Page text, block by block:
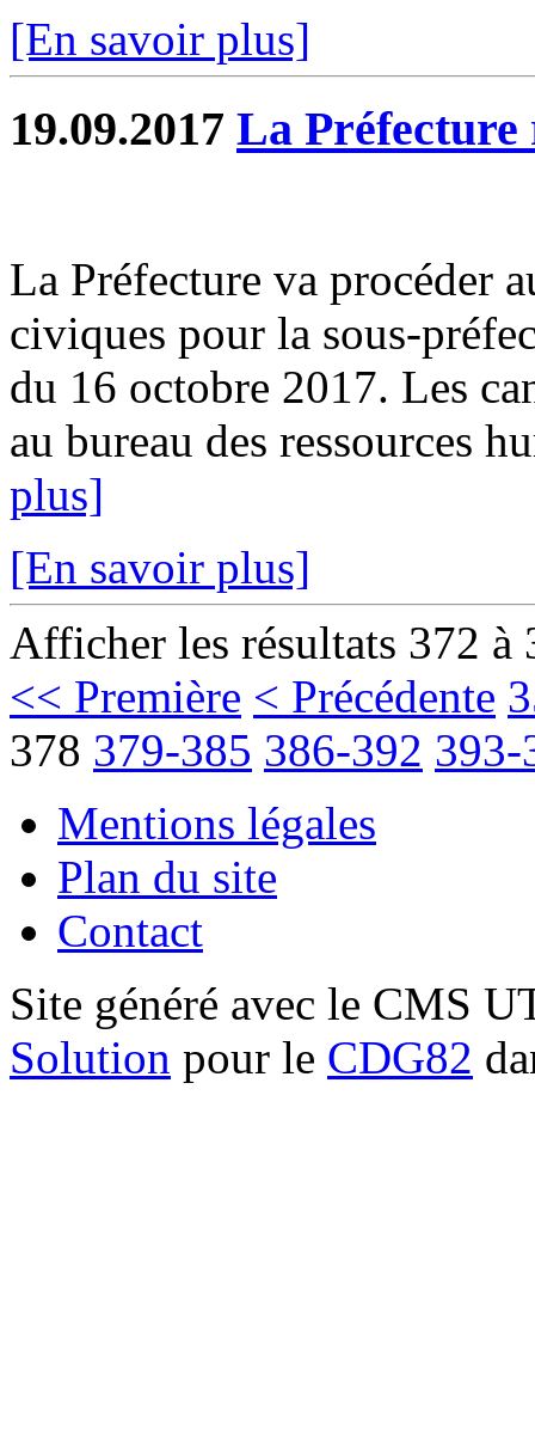
[En savoir plus]
19.09.2017 La Préfecture
La Préfecture va procéder
civiques pour la sous-
du 16 octobre 2017. Les
au bureau des ressources
plus]
[En savoir plus]
Afficher les résultats 372 à
<< Première < Précédente
378 379-385 386-392 393-
Mentions légales
Plan du site
Contact
Site généré avec le CMS
Solution pour le CDG82